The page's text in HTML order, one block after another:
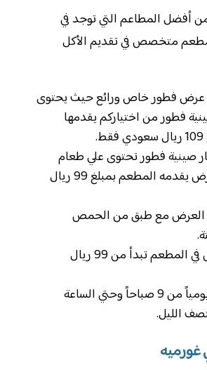
أفضل المطاعم التي توجد في
متخصص في تقديم الأكل
عرض فطور خاص ورائع حيث يحتوى
فطور من اختياركم يقدمها
صينية فطور تحتوى علي طعام
لبناني هذا العرض يقدمه المطعم بمبلغ 99 ريال
العرض مع طبق من الحمص
أسعار العروض في المطعم تبدأ من 99 ريال
العروض تبدأ يومياً من 9 صباحاً وحتي الساعة
الليل.